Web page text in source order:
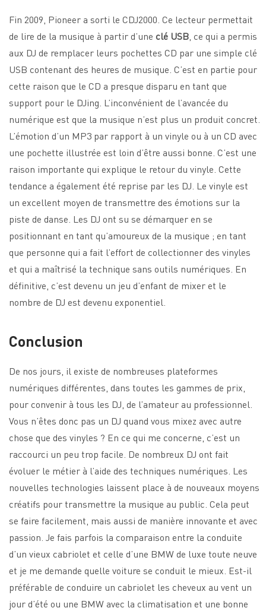
Fin 2009, Pioneer a sorti le CDJ2000. Ce lecteur permettait
de lire de la musique à partir d’une clé USB, ce qui a permis
aux DJ de remplacer leurs pochettes CD par une simple clé
USB contenant des heures de musique. C’est en partie pour
cette raison que le CD a presque disparu en tant que
support pour le DJing. L’inconvénient de l’avancée du
numérique est que la musique n’est plus un produit concret.
L’émotion d’un MP3 par rapport à un vinyle ou à un CD avec
une pochette illustrée est loin d’être aussi bonne. C’est une
raison importante qui explique le retour du vinyle. Cette
tendance a également été reprise par les DJ. Le vinyle est
un excellent moyen de transmettre des émotions sur la
piste de danse. Les DJ ont su se démarquer en se
positionnant en tant qu’amoureux de la musique ; en tant
que personne qui a fait l’effort de collectionner des vinyles
et qui a maîtrisé la technique sans outils numériques. En
définitive, c’est devenu un jeu d’enfant de mixer et le
nombre de DJ est devenu exponentiel.
Conclusion
De nos jours, il existe de nombreuses plateformes
numériques différentes, dans toutes les gammes de prix,
pour convenir à tous les DJ, de l’amateur au professionnel.
Vous n’êtes donc pas un DJ quand vous mixez avec autre
chose que des vinyles ? En ce qui me concerne, c’est un
raccourci un peu trop facile. De nombreux DJ ont fait
évoluer le métier à l’aide des techniques numériques. Les
nouvelles technologies laissent place à de nouveaux moyens
créatifs pour transmettre la musique au public. Cela peut
se faire facilement, mais aussi de manière innovante et avec
passion. Je fais parfois la comparaison entre la conduite
d’un vieux cabriolet et celle d’une BMW de luxe toute neuve
et je me demande quelle voiture se conduit le mieux. Est-il
préférable de conduire un cabriolet les cheveux au vent un
jour d’été ou une BMW avec la climatisation et une bonne